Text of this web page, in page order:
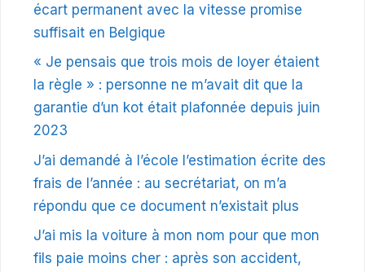
écart permanent avec la vitesse promise
suffisait en Belgique
« Je pensais que trois mois de loyer étaient
la règle » : personne ne m’avait dit que la
garantie d’un kot était plafonnée depuis juin
2023
J’ai demandé à l’école l’estimation écrite des
frais de l’année : au secrétariat, on m’a
répondu que ce document n’existait plus
J’ai mis la voiture à mon nom pour que mon
fils paie moins cher : après son accident,